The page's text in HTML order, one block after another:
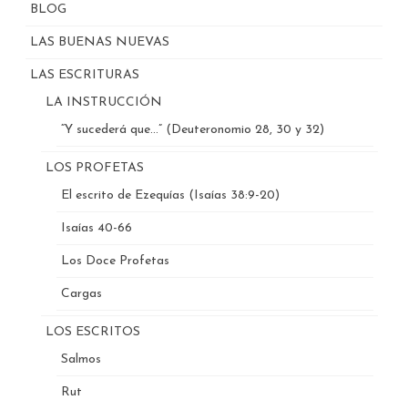
BLOG
LAS BUENAS NUEVAS
LAS ESCRITURAS
LA INSTRUCCIÓN
“Y sucederá que…” (Deuteronomio 28, 30 y 32)
LOS PROFETAS
El escrito de Ezequías (Isaías 38:9-20)
Isaías 40-66
Los Doce Profetas
Cargas
LOS ESCRITOS
Salmos
Rut